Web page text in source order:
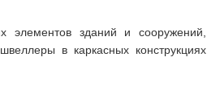
элементов зданий и сооружений,
в каркасных конструкциях